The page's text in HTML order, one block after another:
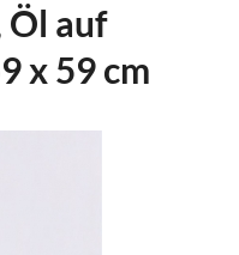
Öl auf
x 59 cm